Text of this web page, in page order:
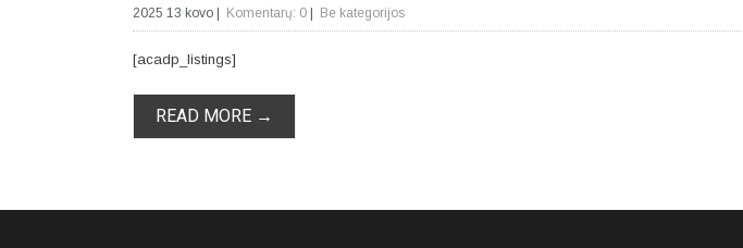
2025 13 kovo Komentarų: 0 Be kategorijos
[acadp_listings]
READ MORE →